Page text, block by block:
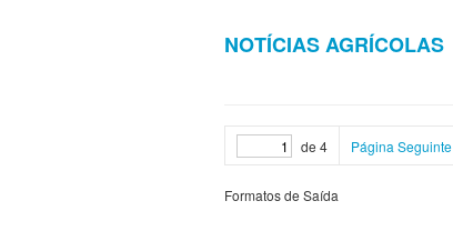
NOTÍCIAS AGRÍCOLAS
de 4 Página Seguinte
Formatos de Saída